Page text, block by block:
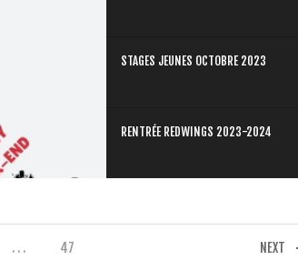
STAGES JEUNES OCTOBRE 2023
RENTRÉE REDWINGS 2023-2024
. . . 47 NEXT